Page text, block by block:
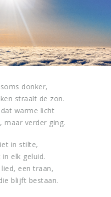
donker,
straalt de zon.
warme licht
maar verder ging.
in stilte,
elk geluid.
een traan,
blijft bestaan.